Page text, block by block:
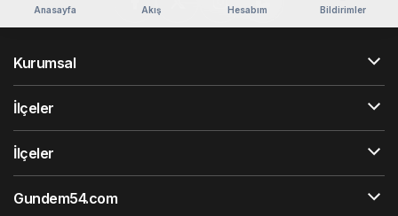
Anasayfa Akış Hesabım Bildirimler
Kurumsal
İlçeler
İlçeler
Gundem54.com